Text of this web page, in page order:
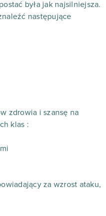
była jak najsilniejsza.
następujące
zdrowia i szansę na
klas :
za wzrost ataku,